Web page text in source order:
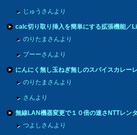
じゅうさんより
calc切り取り挿入を簡単にする拡張機能／
のりたまさんより
プーーさんより
にんにく無し玉ねぎ無しのスパイスカレー
のりたまさんより
さんより
無線LAN機器変更で１０倍の速さNTTレン
つよしさんより